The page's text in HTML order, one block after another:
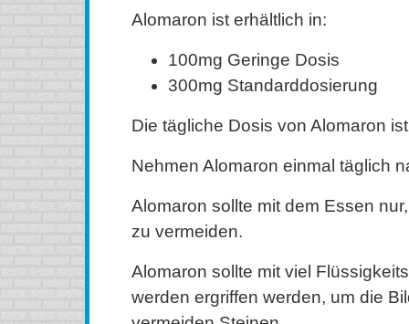
Alomaron ist erhältlich in:
100mg Geringe Dosis
300mg Standarddosierung
Die tägliche Dosis von Alomaron
Nehmen Alomaron einmal täglich
Alomaron sollte mit dem Essen
zu vermeiden.
Alomaron sollte mit viel
werden ergriffen werden, um die